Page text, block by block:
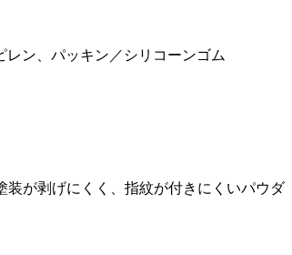
ン、パッキン／シリコーンゴム
が剥げにくく、指紋が付きにくいパウダ